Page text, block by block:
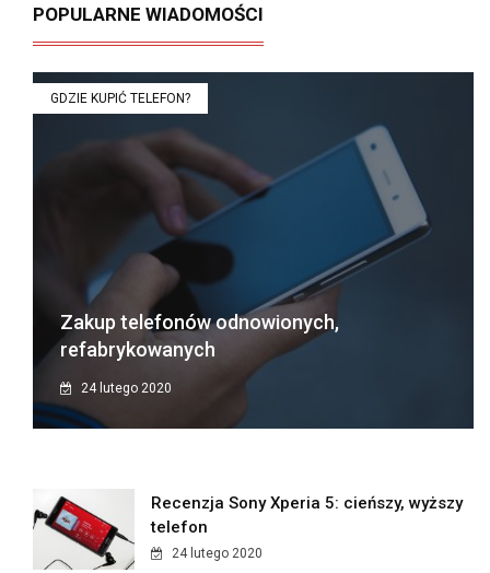
POPULARNE WIADOMOŚCI
GDZIE KUPIĆ TELEFON?
Zakup telefonów odnowionych,
refabrykowanych
24 lutego 2020
Recenzja Sony Xperia 5: cieńszy, wyższy
telefon
24 lutego 2020